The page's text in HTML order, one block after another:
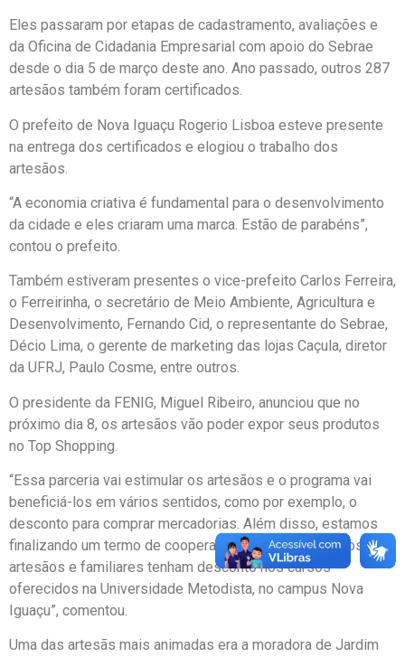
Eles passaram por etapas de cadastramento, avaliações e
da Oficina de Cidadania Empresarial com apoio do Sebrae
desde o dia 5 de março deste ano. Ano passado, outros 287
artesãos também foram certificados.
O prefeito de Nova Iguaçu Rogerio Lisboa esteve presente
na entrega dos certificados e elogiou o trabalho dos
artesãos.
“A economia criativa é fundamental para o desenvolvimento
da cidade e eles criaram uma marca. Estão de parabéns”,
contou o prefeito.
Também estiveram presentes o vice-prefeito Carlos Ferreira,
o Ferreirinha, o secretário de Meio Ambiente, Agricultura e
Desenvolvimento, Fernando Cid, o representante do Sebrae,
Décio Lima, o gerente de marketing das lojas Caçula, diretor
da UFRJ, Paulo Cosme, entre outros.
O presidente da FENIG, Miguel Ribeiro, anunciou que no
próximo dia 8, os artesãos vão poder expor seus produtos
no Top Shopping.
“Essa parceria vai estimular os artesãos e o programa vai
beneficiá-los em vários sentidos, como por exemplo, o
desconto para comprar mercadorias. Além disso, estamos
finalizando um termo de cooperação técnica onde todos os
artesãos e familiares tenham desconto nos cursos
oferecidos na Universidade Metodista, no campus Nova
Iguaçu”, comentou.
Uma das artesãs mais animadas era a moradora de Jardim